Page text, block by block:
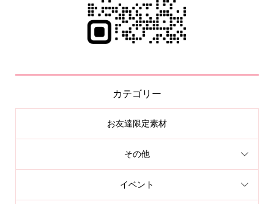
カテゴリー
お友達限定素材
その他
イベント